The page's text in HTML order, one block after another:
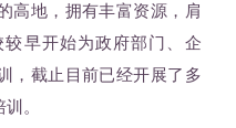
高地，拥有丰富资源，肩
早开始为政府部门、企
，截止目前已经开展了多
。